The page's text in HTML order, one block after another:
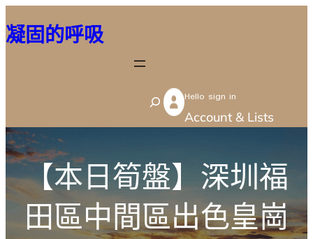
至
容
凝固的呼吸
S
e
r
c
h
Hello sign in
Account & Lists
【本日筍盤】深圳福
田區中間區出色皇崗